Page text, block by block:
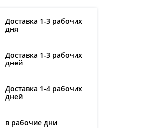
Доставка 1-3 рабочих
дня
Доставка 1-3 рабочих
дней
Доставка 1-4 рабочих
дней
в рабочие дни